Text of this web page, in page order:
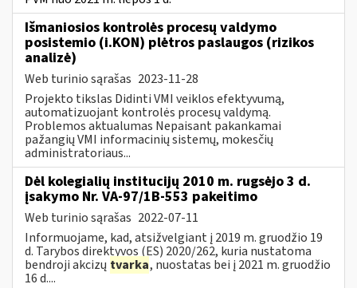
Išmaniosios kontrolės procesų valdymo
posistemio (i.KON) plėtros paslaugos (rizikos
analizė)
Web turinio sąrašas 2023-11-28
Projekto tikslas Didinti VMI veiklos efektyvumą,
automatizuojant kontrolės procesų valdymą.
Problemos aktualumas Nepaisant pakankamai
pažangių VMI informacinių sistemų, mokesčių
administratoriaus...
Dėl kolegialių institucijų 2010 m. rugsėjo 3 d.
įsakymo Nr. VA-97/1B-553 pakeitimo
Web turinio sąrašas 2022-07-11
Informuojame, kad, atsižvelgiant į 2019 m. gruodžio 19
d. Tarybos direktyvos (ES) 2020/262, kuria nustatoma
bendroji akcizų tvarka, nuostatas bei į 2021 m. gruodžio
16 d....